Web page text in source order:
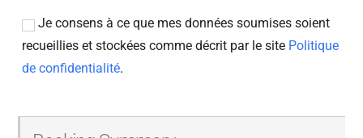
Je consens à ce que mes données soumises soient
recueillies et stockées comme décrit par le site Politique
de confidentialité.